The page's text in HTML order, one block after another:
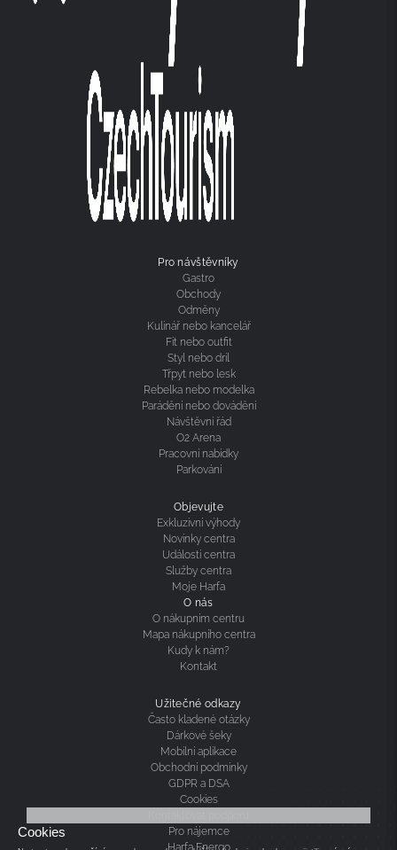
Cookies
Pro návštěvníky
Gastro
Obchody
Odměny
Kulinář nebo kancelář
Fit nebo outfit
Styl nebo dril
Třpyt nebo lesk
Rebelka nebo modelka
Parádění nebo dovádění
Návštěvní řád
O2 Arena
Pracovní nabídky
Parkování
Objevujte
Exkluzivní výhody
Novinky centra
Události centra
Služby centra
Moje Harfa
O nás
O nákupním centru
Mapa nákupního centra
Kudy k nám?
Kontakt
Užitečné odkazy
Často kladené otázky
Dárkové šeky
Mobilní aplikace
Obchodní podmínky
GDPR a DSA
Cookies
Pro nájemce
Harfa Energo